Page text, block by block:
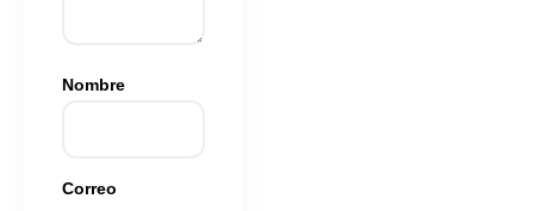
Nombre
Correo